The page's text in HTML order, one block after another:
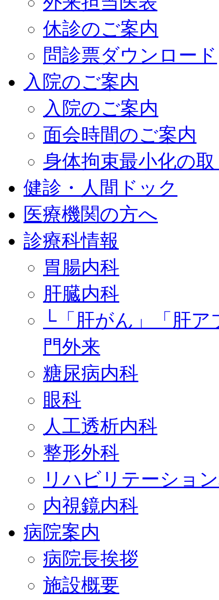
休診のご案内
問診票ダウンロード
入院のご案内
入院のご案内
面会時間のご案内
身体拘束最小化の
健診・人間ドック
医療機関の方へ
診療科情報
胃腸内科
肝臓内科
└「肝がん」「肝
門外来
糖尿病内科
眼科
人工透析内科
整形外科
リハビリテーショ
内視鏡内科
病院案内
病院長挨拶
施設概要